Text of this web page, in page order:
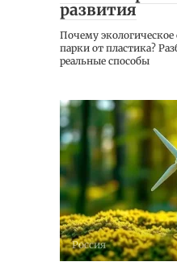
развития
Почему экологическое
парки от пластика?
реальные способы
Россия